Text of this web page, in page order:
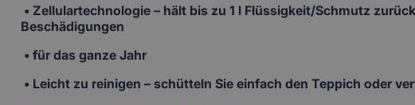
• Zellulartechnologie– hält bis zu 1 l Flüssigkeit/Schmutz
Beschädigungen
• für das ganze Jahr
• Leicht zu reinigen – schütteln Sie einfach den Teppich oder